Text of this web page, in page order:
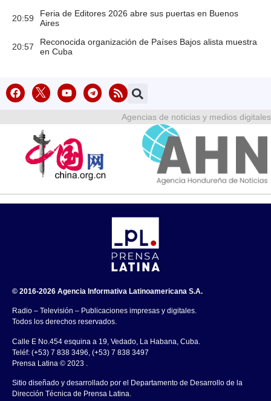
20:59
Feria de Editores 2026 abre sus puertas en Buenos
Aires
20:57
Reconocida organización de Países Bajos alista muestra
en Cuba
Agencias de noticias y medios digitales
© 2016-2026 Agencia Informativa Latinoamericana S.A.
Radio – Televisión – Publicaciones impresas y digitales.
Todos los derechos reservados.
Calle E No.454 esquina a 19, Vedado, La Habana, Cuba.
Teléf: (+53) 7 838 3496, (+53) 7 838 3497
Prensa Latina © 2023 .
Sitio diseñado y desarrollado por el Departamento de Desarrollo de la
Dirección Técnica de Prensa Latina.